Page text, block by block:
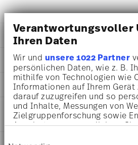
Verantwortungsvoller
Ihren Daten
Wir und unsere 1022 Partner
persönlichen Daten, wie z. B.
mithilfe von Technologien wie
Informationen auf Ihrem Gerät
darauf zuzugreifen und so
und Inhalte, Messungen von
Zielgruppenforschung sowie
Angeboten zu ermöglichen.
DETTAGLI
Junto
Dune
Grès
Dune
21540-
4012438570808
CN
DIMENSIONI
7,10 cm
7,10 cm
7,10 cm
7,00 cm
181 gr
AWARD WINNER
Dineus 2019
INFORMAZIONI SU CURA E
SICUREZZA